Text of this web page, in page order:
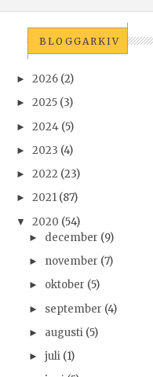
BLOGGARKIV
► 2026 (2)
► 2025 (3)
► 2024 (5)
► 2023 (4)
► 2022 (23)
► 2021 (87)
▼ 2020 (54)
► december (9)
► november (7)
► oktober (5)
► september (4)
► augusti (5)
► juli (1)